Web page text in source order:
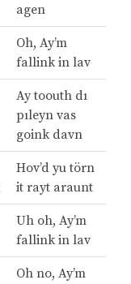
agen
Oh, Ay’m
fallink in lav
Ay toouth dı
pıleyn vas
goink davn
Hov’d yu törn
it rayt araunt
Uh oh, Ay’m
fallink in lav
Oh no, Ay’m